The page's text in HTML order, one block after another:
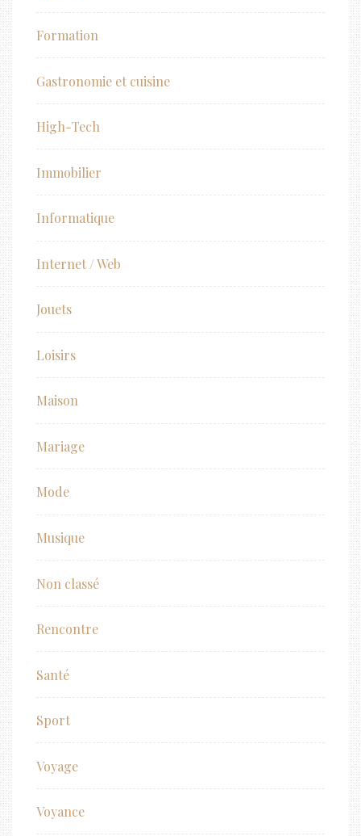
Formation
Gastronomie et cuisine
High-Tech
Immobilier
Informatique
Internet / Web
Jouets
Loisirs
Maison
Mariage
Mode
Musique
Non classé
Rencontre
Santé
Sport
Voyage
Voyance